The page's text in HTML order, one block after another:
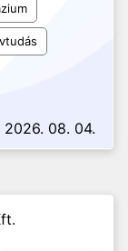
2026. 08. 04.